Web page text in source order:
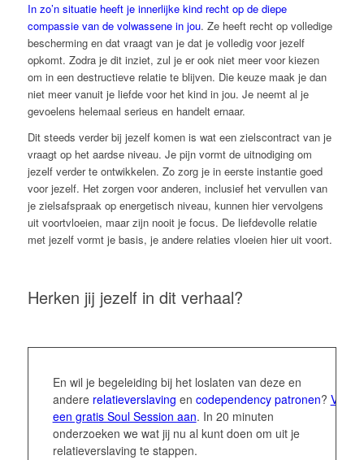
In zo’n situatie heeft je innerlijke kind recht op de diepe
compassie van de volwassene in jou. Ze heeft recht op volledige
bescherming en dat vraagt van je dat je volledig voor jezelf
opkomt. Zodra je dit inziet, zul je er ook niet meer voor kiezen
om in een destructieve relatie te blijven. Die keuze maak je dan
niet meer vanuit je liefde voor het kind in jou. Je neemt al je
gevoelens helemaal serieus en handelt ernaar.
Dit steeds verder bij jezelf komen is wat een zielscontract van je
vraagt op het aardse niveau. Je pijn vormt de uitnodiging om
jezelf verder te ontwikkelen. Zo zorg je in eerste instantie goed
voor jezelf. Het zorgen voor anderen, inclusief het vervullen van
je zielsafspraak op energetisch niveau, kunnen hier vervolgens
uit voortvloeien, maar zijn nooit je focus. De liefdevolle relatie
met jezelf vormt je basis, je andere relaties vloeien hier uit voort.
Herken jij jezelf in dit verhaal?
En wil je begeleiding bij het loslaten van deze en
andere relatieverslaving en codependency patronen? Vraag
een gratis Soul Session aan. In 20 minuten
onderzoeken we wat jij nu al kunt doen om uit je
relatieverslaving te stappen.